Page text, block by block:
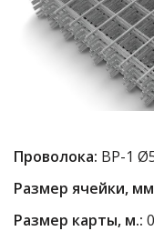
Проволока: ВР-1
Размер ячейки,
Размер карты, м.: